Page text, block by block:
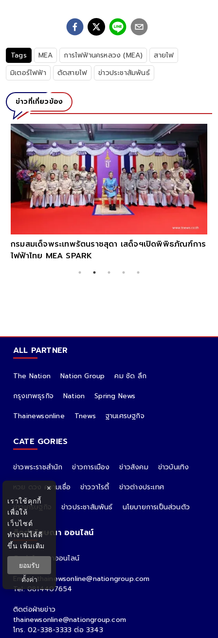
Tags MEA การไฟฟ้านครหลวง (MEA)
สายไฟ
มิเตอร์ไฟฟ้า
ตัดสายไฟ ข่าวประชาสัมพันธ์
ข่าวที่เกี่ยวข้อง
กรมสมเด็จพระเทพรัตนราชสุดา เสด็จฯเปิดพิพิธภัณฑ์การ
ไฟฟ้าไทย MEA SPARK
ALL PARTNER
The Nation Nation Group
คม ชัด ลึก
กรุงเทพธุรกิจ
Nation
Spring News
Thainewsonline
Tnews ฐานเศรษฐกิจ
CATE GORIES
ข่าวพระราชสำนัก ข่าวการเมือง ข่าวสังคม
ข่าวบันเทิง
หวย ดวง ความเชื่อ
ข่าววาไรตี้
ข่าวต่างประเทศ
ข่าวเศรษฐกิจ
ข่าวประชาสัมพันธ์ นโยบายการเป็นส่วนตัว
ติดต่อโฆษณา ออนไลน์
ติดต่อโฆษณาออนไลน์
คุณอ้อ
Email : thainewsonline@nationgroup.com
Tel: 0814407654
ติดต่อฝ่ายข่าว
thainewsonline@nationgroup.com
โทร. 02-338-3333 ต่อ 3343
×
เราใช้คุกกี้
เพื่อให้
เว็บไซต์
ทำงานได้ดี
ขึ้น เพิ่มเติม
ยอมรับ
ตั้งค่า